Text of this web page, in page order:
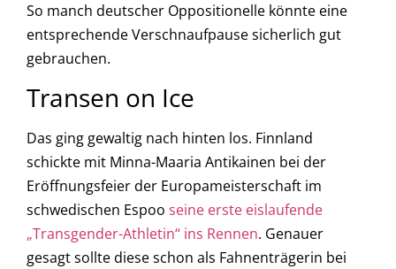
So manch deutscher Oppositionelle könnte eine
entsprechende Verschnaufpause sicherlich gut
gebrauchen.
Transen on Ice
Das ging gewaltig nach hinten los. Finnland
schickte mit Minna-Maaria Antikainen bei der
Eröffnungsfeier der Europameisterschaft im
schwedischen Espoo seine erste eislaufende
„Transgender-Athletin“ ins Rennen. Genauer
gesagt sollte diese schon als Fahnenträgerin bei